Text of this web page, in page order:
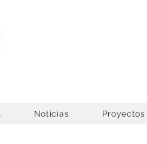
Noticias Proyectos